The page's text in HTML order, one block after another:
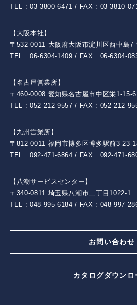
TEL : 03-3800-6471 / FAX : 03-3810-
【大阪本社】
〒532-0011 大阪府大阪市淀川区西中島
TEL : 06-6304-1409 / FAX : 06-6304-
【名古屋営業所】
〒460-0008 愛知県名古屋市中区栄1-15-6
TEL : 052-212-9557 / FAX : 052-212-
【九州営業所】
〒812-0011 福岡市博多区博多駅前3-23-
TEL : 092-471-6864 / FAX : 092-471-
【八潮サービスセンター】
〒340-0811 埼玉県八潮市二丁目1022-1
TEL : 048-995-6184 / FAX : 048-997-
お問い合わせ
カタログダウンロ